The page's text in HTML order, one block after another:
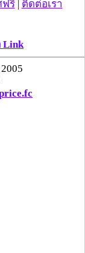
ฟรี| ติดต่อเรา
Link